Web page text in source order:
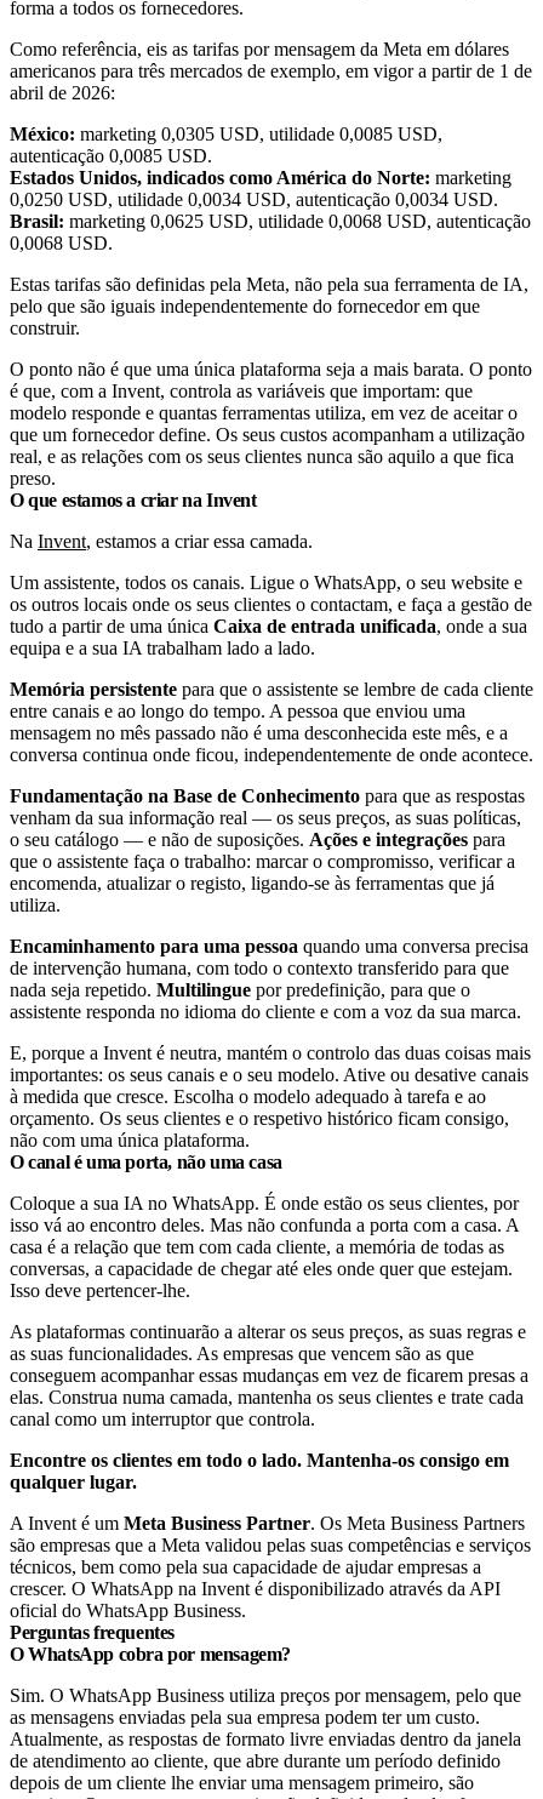
forma a todos os fornecedores.
Como referência, eis as tarifas por mensagem da Meta em dólares
americanos para três mercados de exemplo, em vigor a partir de 1 de
abril de 2026:
México: marketing 0,0305 USD, utilidade 0,0085 USD,
autenticação 0,0085 USD.
Estados Unidos, indicados como América do Norte: marketing
0,0250 USD, utilidade 0,0034 USD, autenticação 0,0034 USD.
Brasil: marketing 0,0625 USD, utilidade 0,0068 USD, autenticação
0,0068 USD.
Estas tarifas são definidas pela Meta, não pela sua ferramenta de IA,
pelo que são iguais independentemente do fornecedor em que
construir.
O ponto não é que uma única plataforma seja a mais barata. O ponto
é que, com a Invent, controla as variáveis que importam: que
modelo responde e quantas ferramentas utiliza, em vez de aceitar o
que um fornecedor define. Os seus custos acompanham a utilização
real, e as relações com os seus clientes nunca são aquilo a que fica
preso.
O que estamos a criar na Invent
Na Invent, estamos a criar essa camada.
Um assistente, todos os canais. Ligue o WhatsApp, o seu website e
os outros locais onde os seus clientes o contactam, e faça a gestão de
tudo a partir de uma única Caixa de entrada unificada, onde a sua
equipa e a sua IA trabalham lado a lado.
Memória persistente para que o assistente se lembre de cada cliente
entre canais e ao longo do tempo. A pessoa que enviou uma
mensagem no mês passado não é uma desconhecida este mês, e a
conversa continua onde ficou, independentemente de onde acontece.
Fundamentação na Base de Conhecimento para que as respostas
venham da sua informação real — os seus preços, as suas políticas,
o seu catálogo — e não de suposições. Ações e integrações para
que o assistente faça o trabalho: marcar o compromisso, verificar a
encomenda, atualizar o registo, ligando-se às ferramentas que já
utiliza.
Encaminhamento para uma pessoa quando uma conversa precisa
de intervenção humana, com todo o contexto transferido para que
nada seja repetido. Multilingue por predefinição, para que o
assistente responda no idioma do cliente e com a voz da sua marca.
E, porque a Invent é neutra, mantém o controlo das duas coisas mais
importantes: os seus canais e o seu modelo. Ative ou desative canais
à medida que cresce. Escolha o modelo adequado à tarefa e ao
orçamento. Os seus clientes e o respetivo histórico ficam consigo,
não com uma única plataforma.
O canal é uma porta, não uma casa
Coloque a sua IA no WhatsApp. É onde estão os seus clientes, por
isso vá ao encontro deles. Mas não confunda a porta com a casa. A
casa é a relação que tem com cada cliente, a memória de todas as
conversas, a capacidade de chegar até eles onde quer que estejam.
Isso deve pertencer-lhe.
As plataformas continuarão a alterar os seus preços, as suas regras e
as suas funcionalidades. As empresas que vencem são as que
conseguem acompanhar essas mudanças em vez de ficarem presas a
elas. Construa numa camada, mantenha os seus clientes e trate cada
canal como um interruptor que controla.
Encontre os clientes em todo o lado. Mantenha-os consigo em
qualquer lugar.
A Invent é um Meta Business Partner. Os Meta Business Partners
são empresas que a Meta validou pelas suas competências e serviços
técnicos, bem como pela sua capacidade de ajudar empresas a
crescer. O WhatsApp na Invent é disponibilizado através da API
oficial do WhatsApp Business.
Perguntas frequentes
O WhatsApp cobra por mensagem?
Sim. O WhatsApp Business utiliza preços por mensagem, pelo que
as mensagens enviadas pela sua empresa podem ter um custo.
Atualmente, as respostas de formato livre enviadas dentro da janela
de atendimento ao cliente, que abre durante um período definido
depois de um cliente lhe enviar uma mensagem primeiro, são